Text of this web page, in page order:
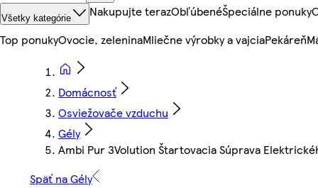
Všetky kategórie Nakupujte terazObľúbenéŠpeciálne ponuky
Top ponukyOvocie, zeleninaMliečne výrobky a vajciaPekáreň
Domácnosť
Osviežovače vzduchu
Gély
Ambi Pur 3Volution Štartovacia Súprava
Späť na Gély